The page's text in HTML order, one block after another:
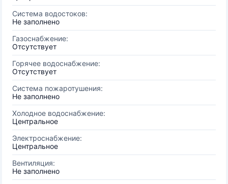
Система водостоков:
Не заполнено
Газоснабжение:
Отсутствует
Горячее водоснабжение:
Отсутствует
Система пожаротушения:
Не заполнено
Холодное водоснабжение:
Центральное
Электроснабжение:
Центральное
Вентиляция:
Не заполнено